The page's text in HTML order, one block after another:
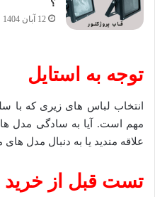
؟
12 آبان 1404
توجه به استایل
انتخاب لباس‌ های زیری که با
مهم است. آیا به سادگی مدل
علاقه ‌مندید یا به دنبال مدل
تست قبل از خرید